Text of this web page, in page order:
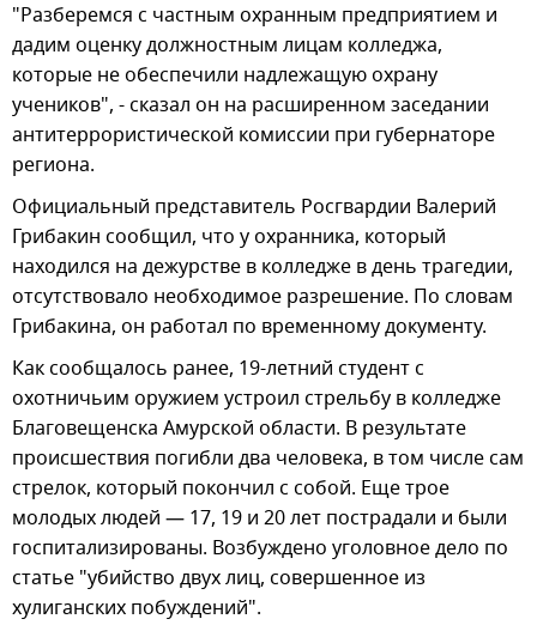
"Разберемся с частным охранным предприятием и
дадим оценку должностным лицам колледжа,
которые не обеспечили надлежащую охрану
учеников", - сказал он на расширенном заседании
антитеррористической комиссии при губернаторе
региона.
Официальный представитель Росгвардии Валерий
Грибакин сообщил, что у охранника, который
находился на дежурстве в колледже в день трагедии,
отсутствовало необходимое разрешение. По словам
Грибакина, он работал по временному документу.
Как сообщалось ранее, 19-летний студент с
охотничьим оружием устроил стрельбу в колледже
Благовещенска Амурской области. В результате
происшествия погибли два человека, в том числе сам
стрелок, который покончил с собой. Еще трое
молодых людей — 17, 19 и 20 лет пострадали и были
госпитализированы. Возбуждено уголовное дело по
статье "убийство двух лиц, совершенное из
хулиганских побуждений".